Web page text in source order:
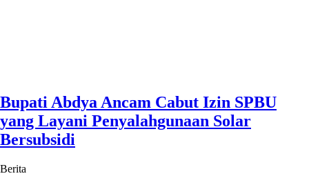
Bupati Abdya Ancam Cabut Izin SPBU
yang Layani Penyalahgunaan Solar
Bersubsidi
Berita